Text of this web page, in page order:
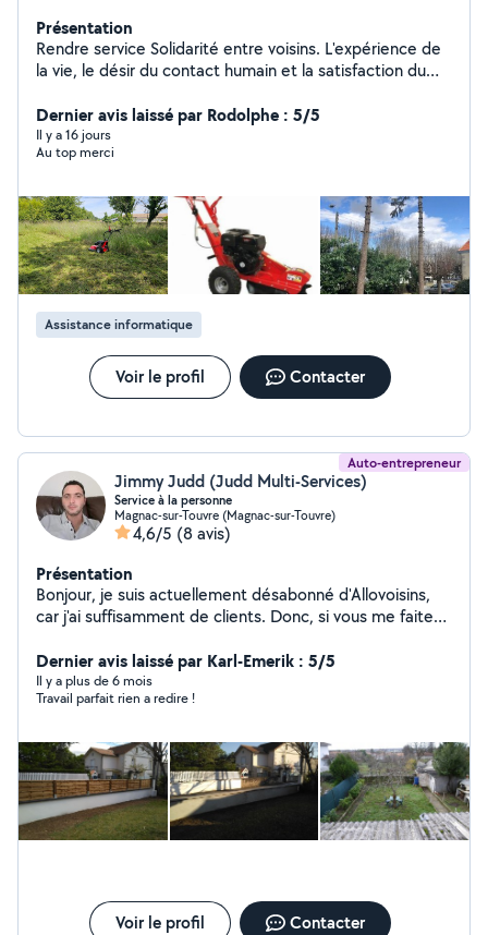
Présentation
Rendre service Solidarité entre voisins. L'expérience de
la vie, le désir du contact humain et la satisfaction du
dire gratuité.....
Dernier avis laissé par Rodolphe : 5/5
Il y a 16 jours
Au top merci
Assistance informatique
Voir le profil Contacter
Auto-entrepreneur
Jimmy Judd (Judd Multi-Services)
Service à la personne
Magnac-sur-Touvre (Magnac-sur-Touvre)
4,6/5 (8 avis)
Présentation
Bonjour, je suis actuellement désabonné d'Allovoisins,
car j'ai suffisamment de clients. Donc, si vous me faites
sur le site. Cordialement, Monsieur Judd.
Dernier avis laissé par Karl-Emerik : 5/5
Il y a plus de 6 mois
Travail parfait rien a redire !
Voir le profil Contacter